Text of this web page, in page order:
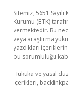
Sitemiz, 5651
Kurumu (BTK)
vermektedir. Bu
veya araştırma
yazdıkları
bu sorumluluğu
Hukuka ve yasal
içerikleri,